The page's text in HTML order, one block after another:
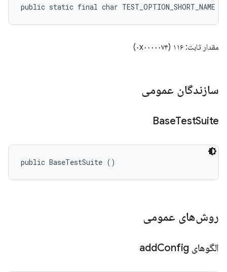
public static final char TEST_OPTION_SHORT_NAME
مقدار ثابت: ۱۱۶ (۰x۰۰۰۰۰۷۴)
سازندگان عمومی
BaseTestSuite
public BaseTestSuite ()
روش‌های عمومی
الگوهای add Config